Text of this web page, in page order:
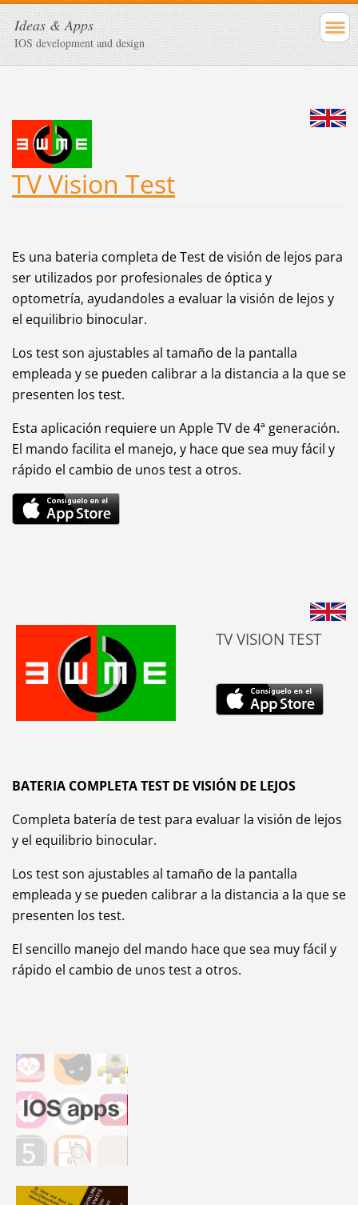
Ideas & Apps
IOS development and design
TV Vision Test
Es una bateria completa de Test de visión de lejos para
ser utilizados por profesionales de óptica y
optometría, ayudandoles a evaluar la visión de lejos y
el equilibrio binocular.
Los test son ajustables al tamaño de la pantalla
empleada y se pueden calibrar a la distancia a la que se
presenten los test.
Esta aplicación requiere un Apple TV de 4ª generación.
El mando facilita el manejo, y hace que sea muy fácil y
rápido el cambio de unos test a otros.
TV VISION TEST
BATERIA COMPLETA TEST DE VISIÓN DE LEJOS
Completa batería de test para evaluar la visión de lejos
y el equilibrio binocular.
Los test son ajustables al tamaño de la pantalla
empleada y se pueden calibrar a la distancia a la que se
presenten los test.
El sencillo manejo del mando hace que sea muy fácil y
rápido el cambio de unos test a otros.